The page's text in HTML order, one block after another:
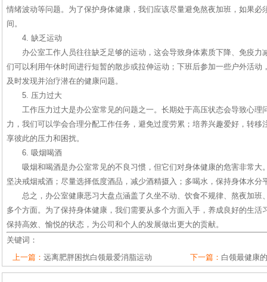
情绪波动等问题。为了保护身体健康，我们应该尽量避免熬夜加班，如果必
间。
4. 缺乏运动
办公室工作人员往往缺乏足够的运动，这会导致身体素质下降、免疫力
们可以利用午休时间进行短暂的散步或拉伸运动；下班后参加一些户外活动
及时发现并治疗潜在的健康问题。
5. 压力过大
工作压力过大是办公室常见的问题之一。长期处于高压状态会导致心理
力，我们可以学会合理分配工作任务，避免过度劳累；培养兴趣爱好，转移
享彼此的压力和困扰。
6. 吸烟喝酒
吸烟和喝酒是办公室常见的不良习惯，但它们对身体健康的危害非常大
坚决戒烟戒酒；尽量选择低度酒品，减少酒精摄入；多喝水，保持身体水分
总之，办公室健康恶习大盘点涵盖了久坐不动、饮食不规律、熬夜加班
多个方面。为了保持身体健康，我们需要从多个方面入手，养成良好的生活
保持高效、愉悦的状态，为公司和个人的发展做出更大的贡献。
关键词：
上一篇： 远离肥胖困扰白领最爱消脂运动 下一篇： 白领最健康